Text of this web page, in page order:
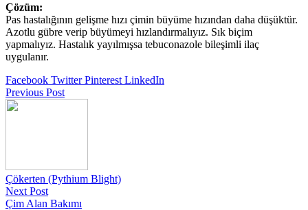
Çözüm:
Pas hastalığının gelişme hızı çimin büyüme hızından daha düşüktür.
Azotlu gübre verip büyümeyi hızlandırmalıyız. Sık biçim
yapmalıyız. Hastalık yayılmışsa tebuconazole bileşimli ilaç
uygulanır.
Facebook Twitter Pinterest LinkedIn
Previous Post
Çökerten (Pythium Blight)
Next Post
Çim Alan Bakımı